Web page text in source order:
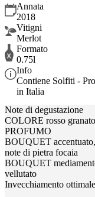
Annata
2018
Vitigni
Merlot
Formato
0.75l
Info
Contiene Solfiti -
in Italia
Note di degustazione
COLORE rosso
PROFUMO
BOUQUET
note di pietra focaia
BOUQUET
vellutato
Invecchiamento